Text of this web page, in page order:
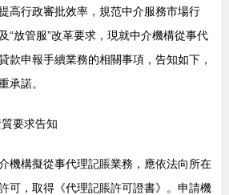
高行政審批效率，規范中介服務市場行
“放管服”改革要求，現就中介機構從事代
款申報手續業務的相關事項，告知如下，
承諾。
要求告知
介機構擬從事代理記賬業務，應依法向所在
可，取得《代理記賬許可證書》。申請機